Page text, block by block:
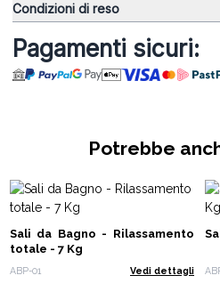
Condizioni di reso
Pagamenti sicuri:
Potrebbe
Sali da Bagno - Rilassamento
totale - 7 Kg
ABP-01 Vedi dettagli